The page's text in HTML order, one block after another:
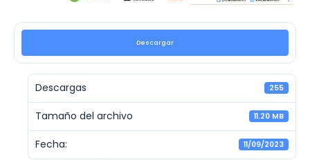
Descargar
Descargas 255
Tamaño del archivo 11.20 MB
Fecha: 11/09/2023